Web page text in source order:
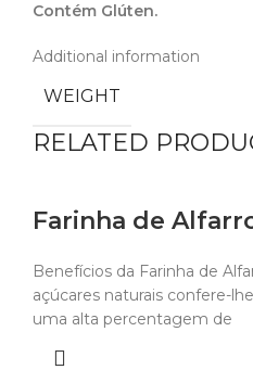
Contém Glúten.
Additional information
WEIGHT
RELATED
Farinha de
Benefícios da Farinha de
açúcares naturais confere-
uma alta percentagem de